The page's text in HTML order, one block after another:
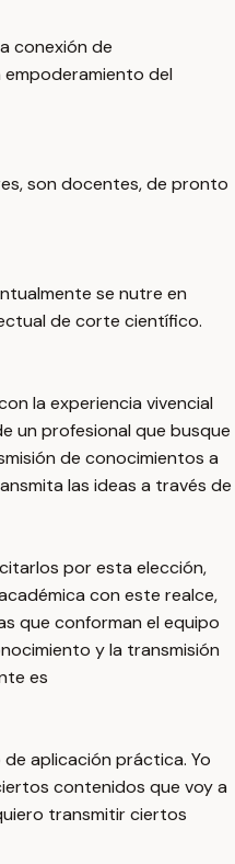
conexión de
del
son docentes, de pronto
se nutre en
de corte científico.
la experiencia vivencial
un profesional que busque
de conocimientos a
las ideas a través de
por esta elección,
con este realce,
que conforman el equipo
y la transmisión
es
aplicación práctica. Yo
contenidos que voy a
transmitir ciertos